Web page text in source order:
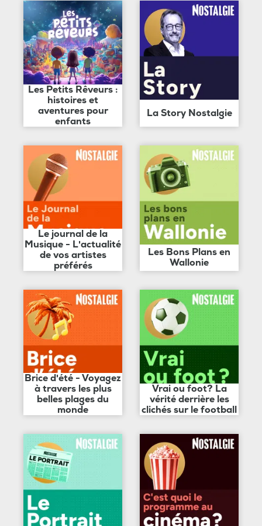
Les Petits Rêveurs :
histoires et
aventures pour
enfants
La Story Nostalgie
Le journal de la
Musique - L'actualité
de vos artistes
préférés
Les Bons Plans en
Wallonie
Brice d'été - Voyagez
à travers les plus
belles plages du
monde
Vrai ou foot? La
vérité derrière les
clichés sur le football